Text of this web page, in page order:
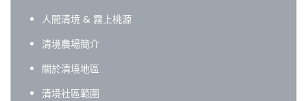
人間清境 & 霧上桃源
清境農場簡介
關於清境地區
清境社區範圍